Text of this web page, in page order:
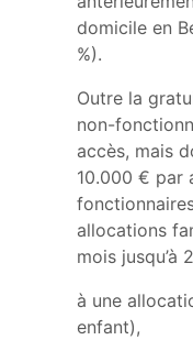
domicile en
%).
Outre la
non-
accès, mais
10.000 € par
allocations
mois jusqu’à
à une
enfant),